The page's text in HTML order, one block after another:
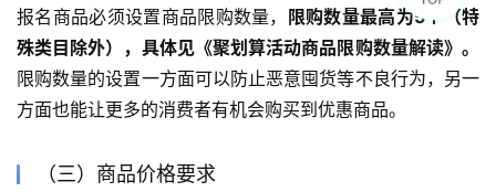
报名商品必须设置商品限购数量，
限购数量最高为5个（特
殊类目除外），具体见《聚划算活动商品限购数量解读》。
限购数量的设置一方面可以防止恶意囤货等不良行为，另一
方面也能让更多的消费者有机会购买到优惠商品。
（三）商品价格要求